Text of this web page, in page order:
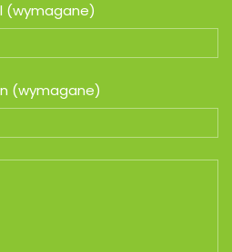
(wymagane)
(wymagane)